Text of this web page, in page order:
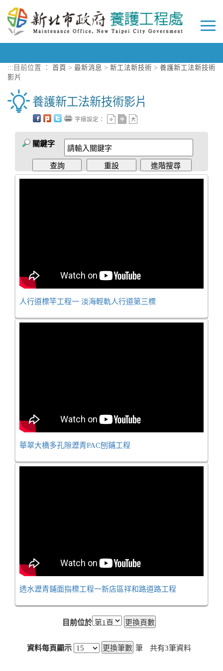
::: 目前位置 ： 首頁 > 最新消息 > 新工法新技術 > 養護新工法新技術
影片
養護新工法新技術影片
字級設定：
關鍵字
人行道標竿工程一 淡海輕軌人行道第三標
華翠大橋多孔隙瀝青PAC刨鋪工程
透水瀝青鋪面指標工程一新店區祥和路道路工程
目前位於
資料每頁顯示 筆 共有3筆資料